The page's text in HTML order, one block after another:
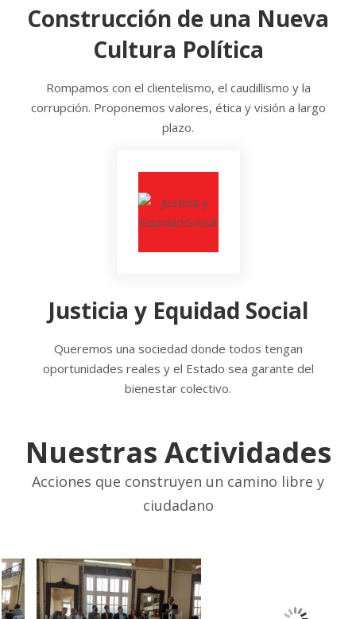
Construcción de una Nueva
Cultura Política
Rompamos con el clientelismo, el caudillismo y la
corrupción. Proponemos valores, ética y visión a largo
plazo.
Justicia y Equidad Social
Queremos una sociedad donde todos tengan
oportunidades reales y el Estado sea garante del
bienestar colectivo.
Nuestras Actividades
Acciones que construyen un camino libre y
ciudadano